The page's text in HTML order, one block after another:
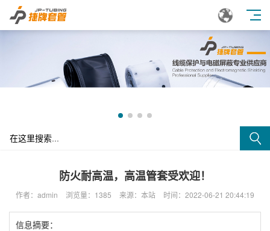
防火耐高温，高温管套受欢迎！
作者：admin 浏览量：1385 来源：本站 时间：2022-06-21 20:44:19
信息摘要：